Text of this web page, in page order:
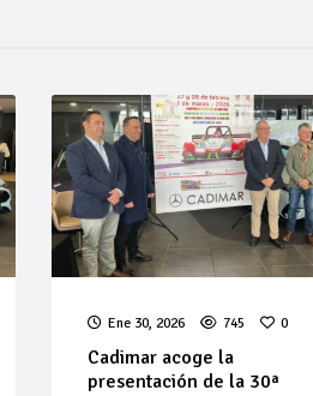
Ene 30, 2026 745 0
Cadimar acoge la
presentación de la 30ª